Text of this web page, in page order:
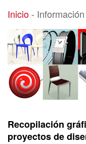
Información
Inicio-
Recopilación
proyectos de